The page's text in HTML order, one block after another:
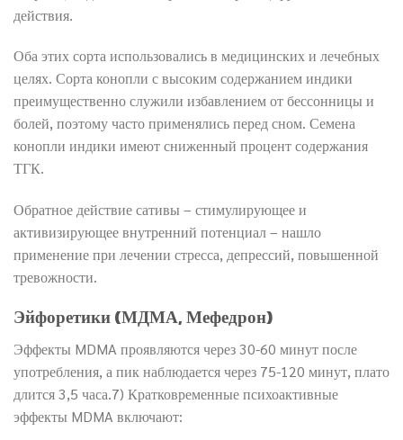
действия.
Оба этих сорта использовались в медицинских и лечебных
целях. Сорта конопли с высоким содержанием индики
преимущественно служили избавлением от бессонницы и
болей, поэтому часто применялись перед сном. Семена
конопли индики имеют сниженный процент содержания
ТГК.
Обратное действие сативы – стимулирующее и
активизирующее внутренний потенциал – нашло
применение при лечении стресса, депрессий, повышенной
тревожности.
Эйфоретики (МДМА, Мефедрон)
Эффекты MDMA проявляются через 30-60 минут после
употребления, а пик наблюдается через 75-120 минут, плато
длится 3,5 часа.7) Кратковременные психоактивные
эффекты MDMA включают: